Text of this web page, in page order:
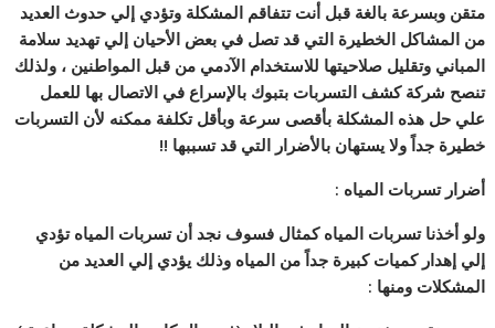
متقن وبسرعة بالغة قبل أنت تتفاقم المشكلة وتؤدي إلي حدوث العديد
من المشاكل الخطيرة التي قد تصل في بعض الأحيان إلي تهديد سلامة
المباني وتقليل صلاحيتها للاستخدام الآدمي من قبل المواطنين ، ولذلك
تنصح شركة كشف التسربات بتبوك بالإسراع في الاتصال بها للعمل
علي حل هذه المشكلة بأقصى سرعة وبأقل تكلفة ممكنه لأن التسربات
خطيرة جداً ولا يستهان بالأضرار التي قد تسببها !!
أضرار تسربات المياه :
ولو أخذنا تسربات المياه كمثال فسوف نجد أن تسربات المياه تؤدي
إلي إهدار كميات كبيرة جداً من المياه وذلك يؤدي إلي العديد من
المشكلات ومنها :